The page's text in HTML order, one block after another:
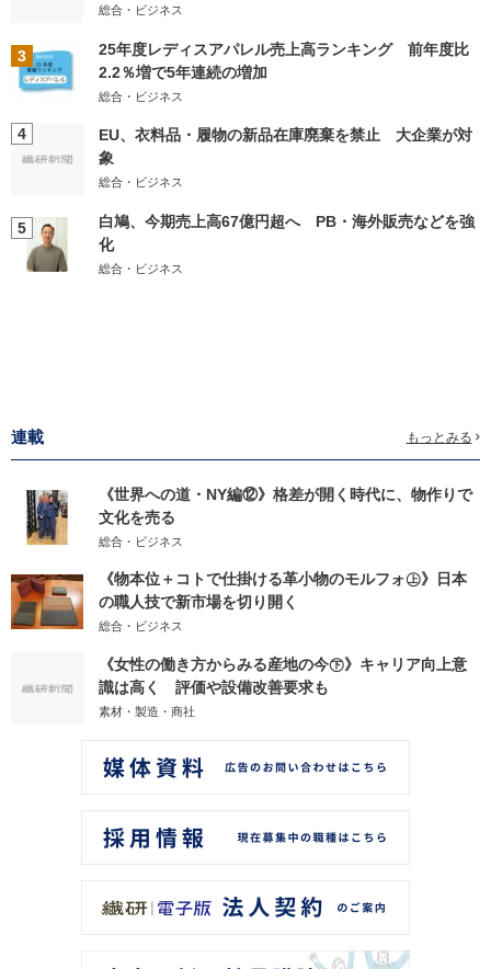
総合・ビジネス
3
25年度レディスアパレル売上高ランキング 前年度比
2.2％増で5年連続の増加
総合・ビジネス
4
EU、衣料品・履物の新品在庫廃棄を禁止 大企業が対
象
総合・ビジネス
5
白鳩、今期売上高67億円超へ PB・海外販売などを強
化
総合・ビジネス
連載 もっとみる
《世界への道・NY編⑫》格差が開く時代に、物作りで
文化を売る
総合・ビジネス
《物本位＋コトで仕掛ける革小物のモルフォ㊤》日本
の職人技で新市場を切り開く
総合・ビジネス
《女性の働き方からみる産地の今㊦》キャリア向上意
識は高く 評価や設備改善要求も
素材・製造・商社